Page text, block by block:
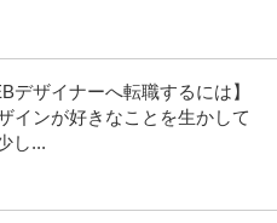
／大手企業と多数取引あり／
る
提供：ビズリーチ
日」新規・個人ノルマ一切なし
る大手サブコン向けルート営
デザイナーへ転職するには】
インが好きなことを生かして
し...